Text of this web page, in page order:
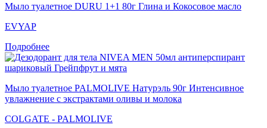
Мыло туалетное DURU 1+1 80г Глина и Кокосовое масло
EVYAP
Подробнее
Мыло туалетное PALMOLIVE Натурэль 90г Интенсивное
увлажнение с экстрактами оливы и молока
COLGATE - PALMOLIVE